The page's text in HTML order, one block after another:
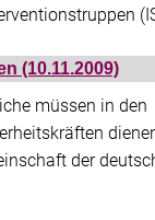
(10.11.2009)
müssen in den
der